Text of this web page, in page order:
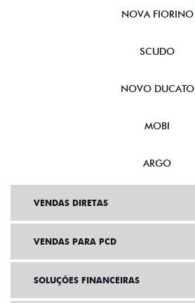
NOVA FIORINO
SCUDO
NOVO DUCATO
MOBI
ARGO
VENDAS DIRETAS
VENDAS PARA PCD
SOLUÇÕES FINANCEIRAS